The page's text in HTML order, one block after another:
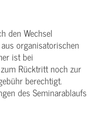
den Wechsel
organisatorischen
ist bei
Rücktritt noch zur
berechtigt.
des Seminarablaufs